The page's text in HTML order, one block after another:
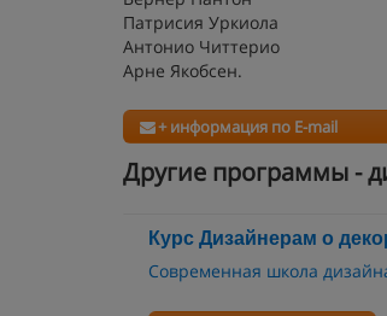
Патрисия Уркиола
Антонио Читтерио
Арне Якобсен.
+ информация по E-mail
Другие программы -
Курс Дизайнерам о
Современная школа